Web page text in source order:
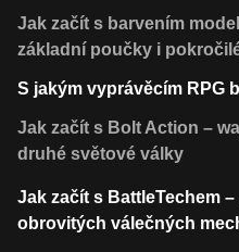
Jak začít s barvením
základní poučky i
S jakým vyprávěcím RPG
Jak začít s Bolt Action –
druhé světové války
Jak začít s BattleTechem
obrovitých válečných